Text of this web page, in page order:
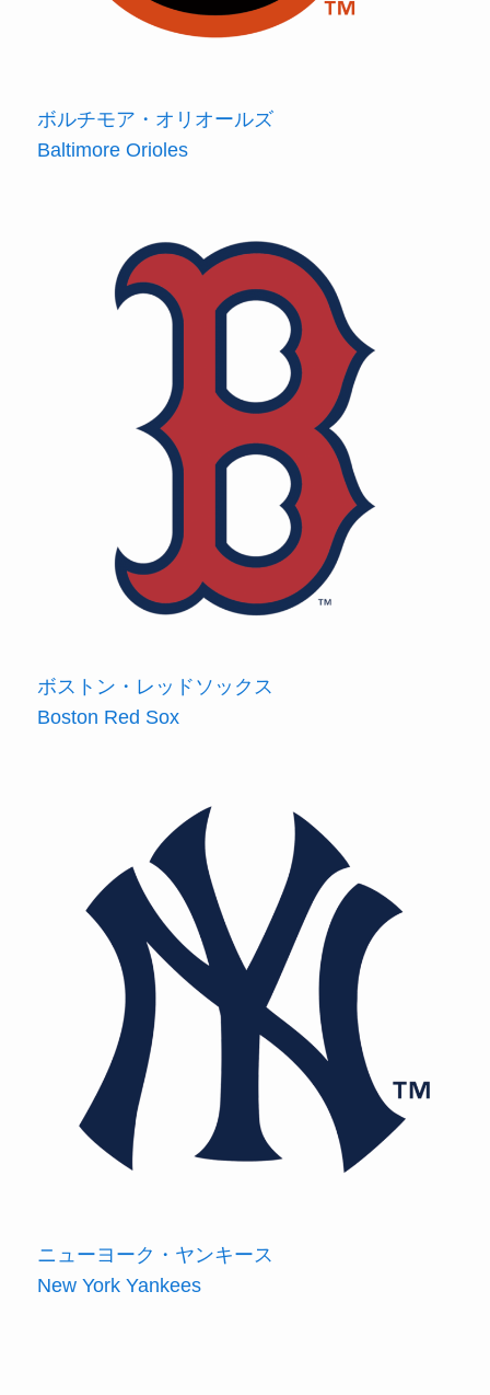
ボルチモア・オリオールズ
Baltimore Orioles
ボストン・レッドソックス
Boston Red Sox
ニューヨーク・ヤンキース
New York Yankees